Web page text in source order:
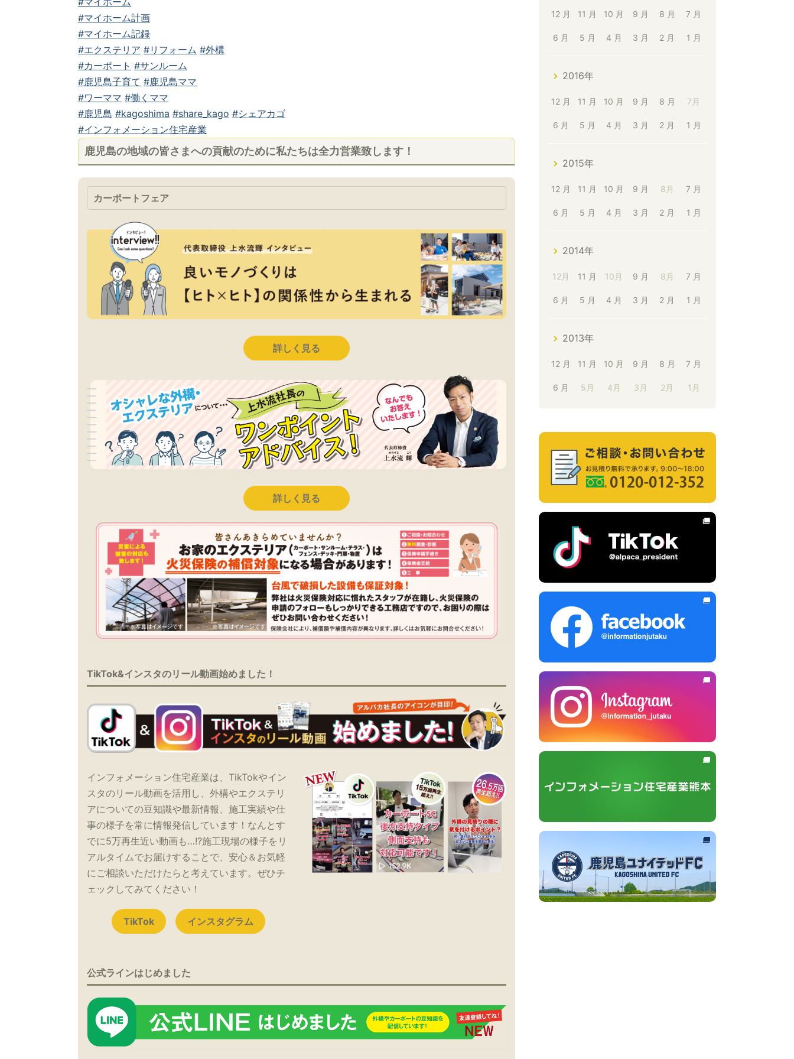
#マイホーム計画
#マイホーム記録
#エクステリア #リフォーム #外構
#カーポート #サンルーム
#鹿児島子育て #鹿児島ママ
#ワーママ #働くママ
#鹿児島 #kagoshima #share_kago #シェアカゴ
#インフォメーション住宅産業
鹿児島の地域の皆さまへの貢献のために私たちは全力営業致します！
カーポートフェア
詳しく見る
詳しく見る
TikTok&インスタのリール動画始めました！
インフォメーション住宅産業は、TikTokやイン
スタのリール動画を活用し、外構やエクステリ
アについての豆知識や最新情報、施工実績や仕
事の様子を常に情報発信しています！なんとす
でに5万再生近い動画も…!?施工現場の様子をリ
アルタイムでお届けすることで、安心＆お気軽
にご相談いただけたらと考えています。ぜひチ
ェックしてみてください！
TikTok インスタグラム
公式ラインはじめました
12 月 11 月 10 月 9 月 8 月 7 月
6 月 5 月 4 月 3 月 2 月 1 月
2016年
12 月 11 月 10 月 9 月 8 月 7月
6 月 5 月 4 月 3 月 2 月 1 月
2015年
12 月 11 月 10 月 9 月 8月 7 月
6 月 5 月 4 月 3 月 2 月 1 月
2014年
12月 11 月 10月 9 月 8月 7 月
6 月 5 月 4 月 3 月 2 月 1 月
2013年
12 月 11 月 10 月 9 月 8 月 7 月
6 月 5月 4月 3月 2月 1月